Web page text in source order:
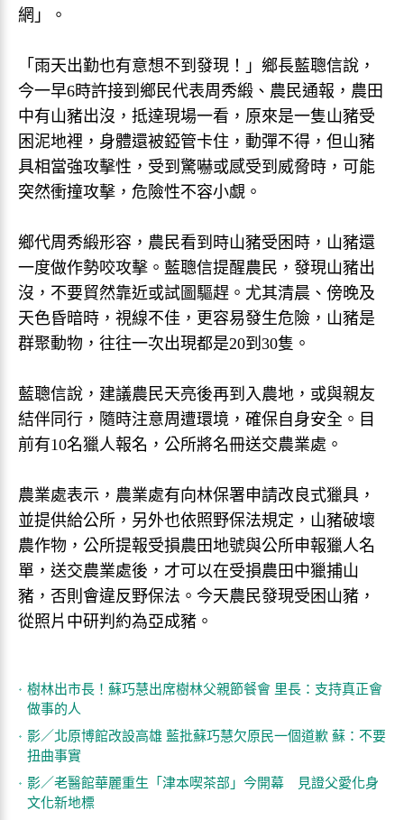
網」。
「雨天出勤也有意想不到發現！」鄉長藍聰信說，
今一早6時許接到鄉民代表周秀緞、農民通報，農田
中有山豬出沒，抵達現場一看，原來是一隻山豬受
困泥地裡，身體還被錏管卡住，動彈不得，但山豬
具相當強攻擊性，受到驚嚇或感受到威脅時，可能
突然衝撞攻擊，危險性不容小覷。
鄉代周秀緞形容，農民看到時山豬受困時，山豬還
一度做作勢咬攻擊。藍聰信提醒農民，發現山豬出
沒，不要貿然靠近或試圖驅趕。尤其清晨、傍晚及
天色昏暗時，視線不佳，更容易發生危險，山豬是
群聚動物，往往一次出現都是20到30隻。
藍聰信說，建議農民天亮後再到入農地，或與親友
結伴同行，隨時注意周遭環境，確保自身安全。目
前有10名獵人報名，公所將名冊送交農業處。
農業處表示，農業處有向林保署申請改良式獵具，
並提供給公所，另外也依照野保法規定，山豬破壞
農作物，公所提報受損農田地號與公所申報獵人名
單，送交農業處後，才可以在受損農田中獵捕山
豬，否則會違反野保法。今天農民發現受困山豬，
從照片中研判約為亞成豬。
樹林出市長！蘇巧慧出席樹林父親節餐會 里長：支持真正會
做事的人
影／北原博館改設高雄 藍批蘇巧慧欠原民一個道歉 蘇：不要
扭曲事實
影／老醫館華麗重生「津本喫茶部」今開幕 見證父愛化身
文化新地標